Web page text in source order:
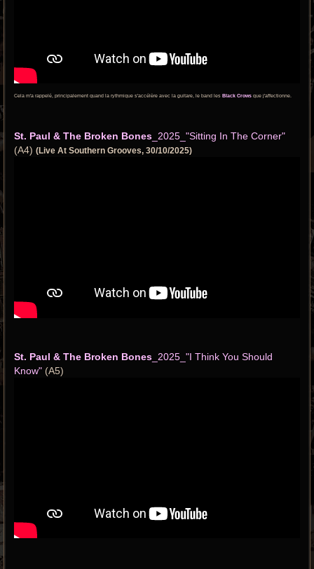
Cela m'a rappelé, principalement quand la rythmique s'accélère avec la guitare, le band les Black Crows que j'affectionne.
St. Paul & The Broken Bones _2025_"Sitting In The Corner"
(A4) (Live At Southern Grooves, 30/10/2025)
St. Paul & The Broken Bones _2025_"I Think You Should
Know" (A5)